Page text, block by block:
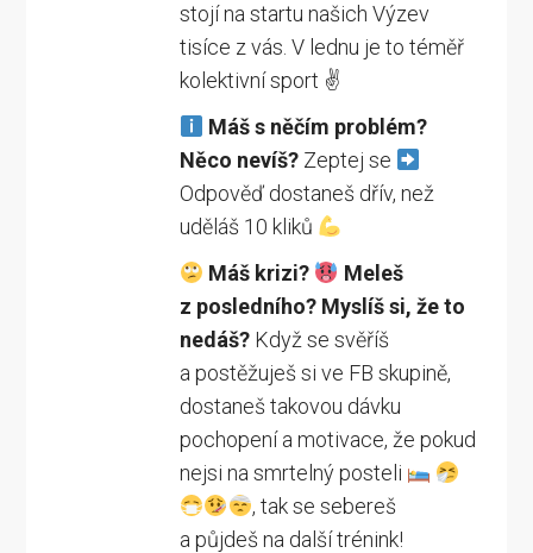
stojí na startu našich Výzev
tisíce z vás. V lednu je to téměř
kolektivní sport ✌️
Máš s něčím problém?
Něco nevíš?Zeptej se
Odpověď dostaneš dřív, než
uděláš 10 kliků
Máš krizi?
Meleš
z posledního? Myslíš si, že to
nedáš?Když se svěříš
a postěžuješ si ve FB skupině,
dostaneš takovou dávku
pochopení a motivace, že pokud
nejsi na smrtelný posteli
, tak se sebereš
a půjdeš na další trénink!